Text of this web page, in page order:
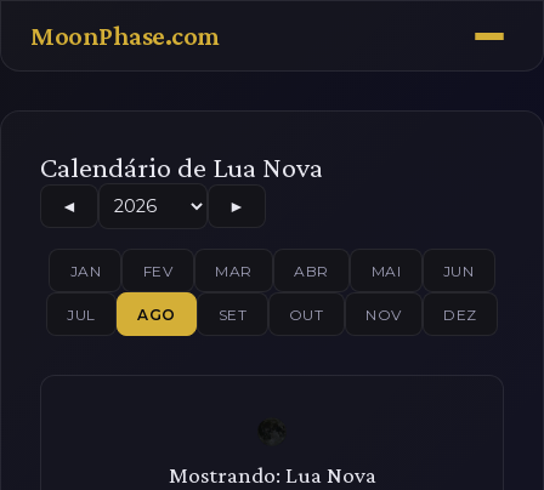
MoonPhase.com
Calendário de Lua Nova
◄ ►
JAN FEV MAR ABR MAI JUN
JUL AGO SET OUT NOV DEZ
Mostrando: Lua Nova